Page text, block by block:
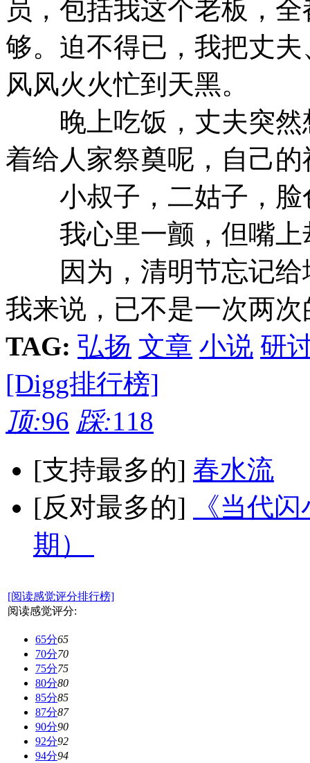
员，包括我这个老板，
够。迫不得已，我把丈
风风火火忙到天黑。
晚上吃饭，丈夫突然
着给人家祭奠呢，自己
小叔子，二姑子，脸
我心里一颤，但嘴上
因为，清明节忘记给
我来说，已不是一次两次
TAG: 弘扬 文章 小说 研
[Digg排行榜]
顶:96 踩:118
[支持最多的] 春水流
[反对最多的]
《当代
期）
[阅读感觉评分排行榜]
阅读感觉评分:
65分65
70分70
75分75
80分80
85分85
87分87
90分90
92分92
94分94